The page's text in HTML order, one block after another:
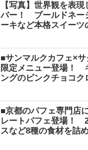
【写真】世界観を表
バー！ ブールドネー
ーキなど本格スイーツ
■サンマルクカフェ×
限定メニュー登場！
ングのピンクチョコク
■京都のパフェ専門店
レートパフェ登場！
スなど8種の食材を詰